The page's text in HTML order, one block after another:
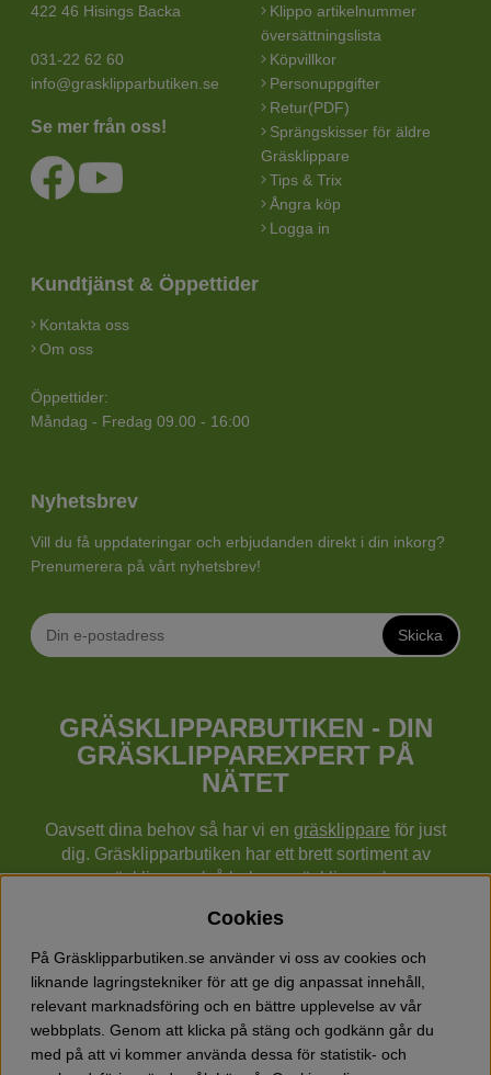
422 46 Hisings Backa
031-22 62 60
info@grasklipparbutiken.se
Se mer från oss!
Klippo artikelnummer
översättningslista
Köpvillkor
Personuppgifter
Retur(PDF)
Sprängskisser för äldre
Gräsklippare
Tips & Trix
Ångra köp
Logga in
Kundtjänst & Öppettider
Kontakta oss
Om oss
Öppettider:
Måndag - Fredag 09.00 - 16:00
Nyhetsbrev
Vill du få uppdateringar och erbjudanden direkt i din inkorg?
Prenumerera på vårt nyhetsbrev!
Skicka
GRÄSKLIPPARBUTIKEN - DIN
GRÄSKLIPPAREXPERT PÅ
NÄTET
Oavsett dina behov så har vi en gräsklippare för just
dig. Gräsklipparbutiken har ett brett sortiment av
gräsklippare (gå bakom gräsklippare),
cylindergräsklippare, traktorer mm från Husqvarna,
Klippo och Gardena.
Utöver gräsklippare finns också ett brett sortiment hos
Gräsklipparbutiken med skog & trädgårdsprodukter så
som grästrimmers, röjsågar, motorsågar, häcksaxar,
jordfräsar, lövblåsar, snöslungor, vertikalskärare, elverk,
Cookies
På Gräsklipparbutiken.se använder vi oss av cookies och
liknande lagringstekniker för att ge dig anpassat innehåll,
relevant marknadsföring och en bättre upplevelse av vår
webbplats. Genom att klicka på stäng och godkänn går du
med på att vi kommer använda dessa för statistik- och